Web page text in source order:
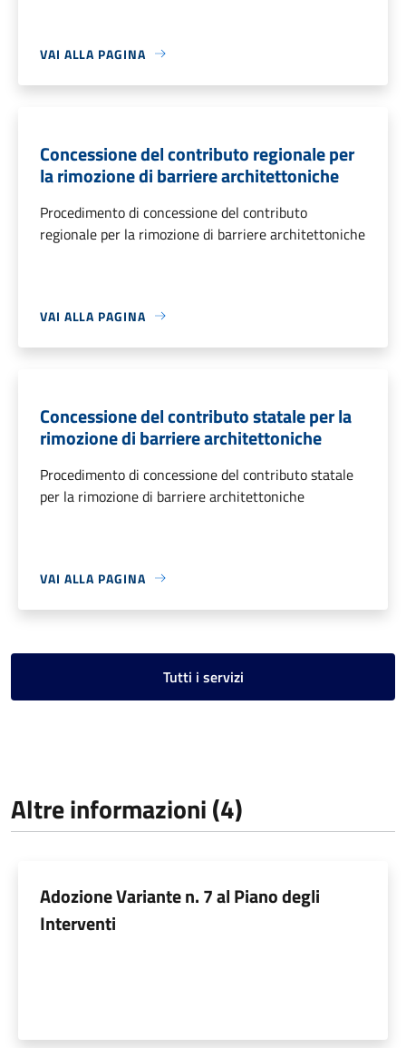
VAI ALLA PAGINA
Concessione del contributo regionale per
la rimozione di barriere architettoniche
Procedimento di concessione del contributo
regionale per la rimozione di barriere architettoniche
VAI ALLA PAGINA
Concessione del contributo statale per la
rimozione di barriere architettoniche
Procedimento di concessione del contributo statale
per la rimozione di barriere architettoniche
VAI ALLA PAGINA
Tutti i servizi
Altre informazioni (4)
Adozione Variante n. 7 al Piano degli
Interventi